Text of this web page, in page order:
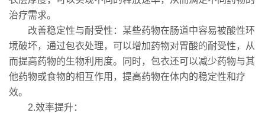
治疗需求。
改善稳定性与耐受性：某些药物在肠道中容易被酸性环
境破坏，通过包衣处理，可以增加药物对胃酸的耐受性，从
而提高药物的生物利用度。同时，包衣还可以减少药物与其
他药物或食物的相互作用，提高药物在体内的稳定性和疗
效。
2.效率提升：